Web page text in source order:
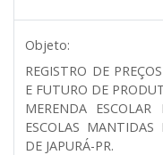
Objeto:
REGISTRO DE
E FUTURO DE
MERENDA
ESCOLAS
DE JAPURÁ-PR.